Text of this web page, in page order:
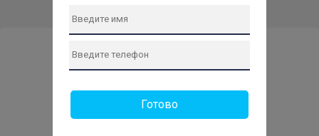
Сервис-центр по ремонту
Готово